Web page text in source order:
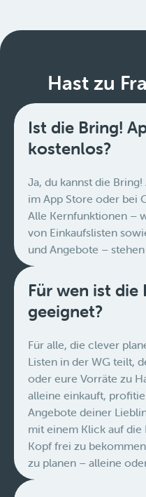
Hast zu
Ist die Bring!
kostenlos?
Ja, du kannst die
im App Store oder bei
Alle Kernfunktionen –
von Einkaufslisten
und Angebote –
Für wen ist die
geeignet?
Für alle, die clever
Listen in der WG teilt,
oder eure Vorräte zu
alleine einkauft,
Angebote deiner
mit einem Klick auf die
Kopf frei zu
zu planen – alleine